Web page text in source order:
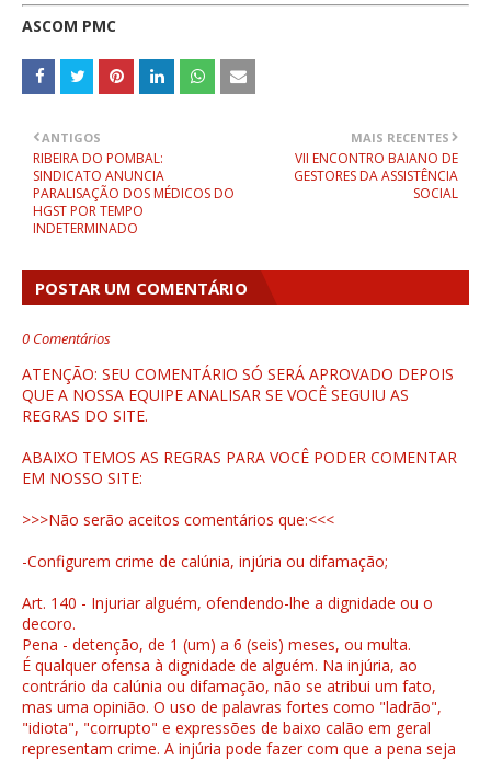
ASCOM PMC
MAIS RECENTES
VII ENCONTRO BAIANO DE
GESTORES DA ASSISTÊNCIA
SOCIAL
ANTIGOS
RIBEIRA DO POMBAL:
SINDICATO ANUNCIA
PARALISAÇÃO DOS MÉDICOS DO
HGST POR TEMPO
INDETERMINADO
POSTAR UM COMENTÁRIO
0 Comentários
ATENÇÃO: SEU COMENTÁRIO SÓ SERÁ APROVADO DEPOIS
QUE A NOSSA EQUIPE ANALISAR SE VOCÊ SEGUIU AS
REGRAS DO SITE.
ABAIXO TEMOS AS REGRAS PARA VOCÊ PODER COMENTAR
EM NOSSO SITE:
>>>Não serão aceitos comentários que:<<<
-Configurem crime de calúnia, injúria ou difamação;
Art. 140 - Injuriar alguém, ofendendo-lhe a dignidade ou o
decoro.
Pena - detenção, de 1 (um) a 6 (seis) meses, ou multa.
É qualquer ofensa à dignidade de alguém. Na injúria, ao
contrário da calúnia ou difamação, não se atribui um fato,
mas uma opinião. O uso de palavras fortes como "ladrão",
"idiota", "corrupto" e expressões de baixo calão em geral
representam crime. A injúria pode fazer com que a pena seja